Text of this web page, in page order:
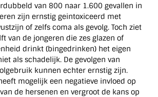
van 800 naar 1.600 gevallen in
zijn ernstig geintoxiceerd met
of zelfs coma als gevolg. Toch ziet
van de jongeren die zes glazen of
drinkt (bingedrinken) het eigen
als schadelijk. De gevolgen van
kunnen echter ernstig zijn.
mogelijk een negatieve invloed op
de hersenen en vergroot de kans op